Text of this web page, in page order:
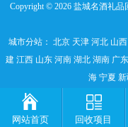
Copyright © 2026 盐城名酒礼
城市分站：北京 天津 河北 山西
建 江西 山东 河南 湖北 湖南 广东
海 宁夏 新
网站首页 回收项目